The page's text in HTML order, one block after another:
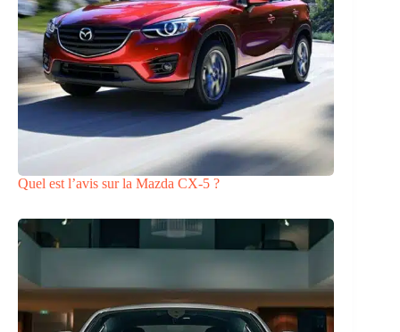
Quel est l’avis sur la Mazda CX-5 ?